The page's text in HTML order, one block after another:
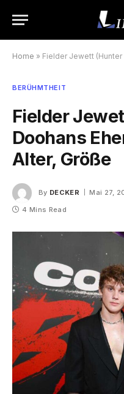
Home » Fielder Jewett (Hunter
BERÜHMTHEIT
Fielder
Doohans
Alter, Größe
By DECKER Mai 27,
4 Mins Read